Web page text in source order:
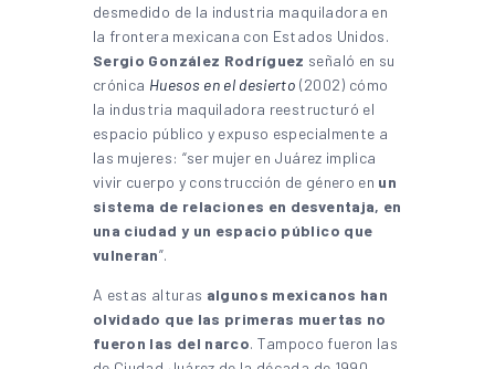
desmedido de la industria maquiladora en
la frontera mexicana con Estados Unidos.
Sergio González Rodríguez señaló en su
crónica Huesos en el desierto (2002) cómo
la industria maquiladora reestructuró el
espacio público y expuso especialmente a
las mujeres: “ser mujer en Juárez implica
vivir cuerpo y construcción de género en un
sistema de relaciones en desventaja, en
una ciudad y un espacio público que
vulneran”.
A estas alturas algunos mexicanos han
olvidado que las primeras muertas no
fueron las del narco. Tampoco fueron las